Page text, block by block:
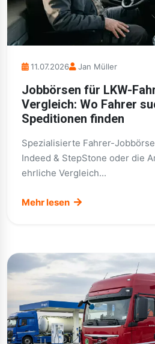
11.07.2026 Jan Müller
Jobbörsen für LKW-
Vergleich: Wo Fahrer
Speditionen finden
Spezialisierte Fahrer-
Indeed & StepStone oder die
ehrliche Vergleich...
Mehr lesen